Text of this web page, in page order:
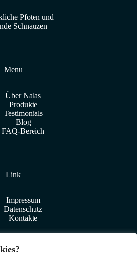
Pfoten und
Schnauzen
Menu
Über Nalas
Produkte
Testimonials
Blog
FAQ-Bereich
Link
Impressum
Datenschutz
Kontakte